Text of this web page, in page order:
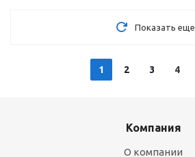
Показать еще
1 2 3 4
Компания
О компании